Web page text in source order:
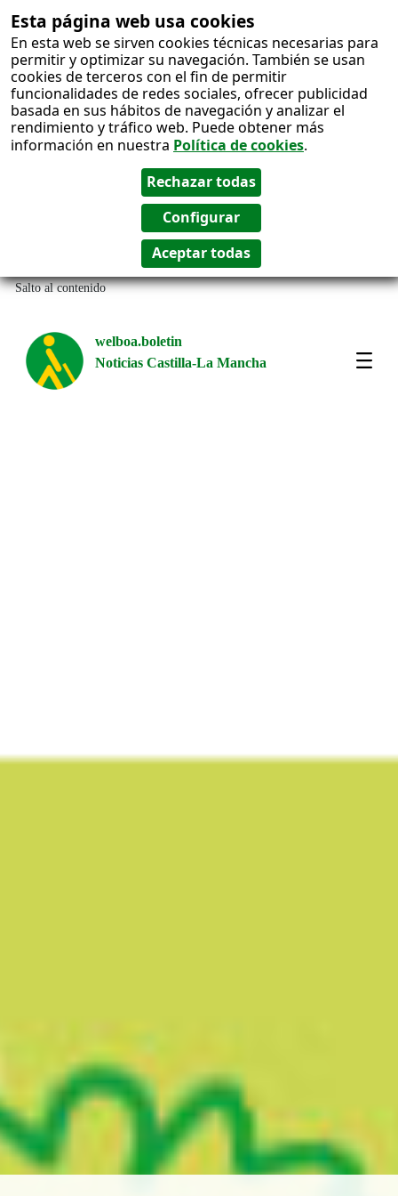
Esta página web usa cookies
En esta web se sirven cookies técnicas necesarias para
permitir y optimizar su navegación. También se usan
cookies de terceros con el fin de permitir
funcionalidades de redes sociales, ofrecer publicidad
basada en sus hábitos de navegación y analizar el
rendimiento y tráfico web. Puede obtener más
información en nuestra Política de cookies.
Salto al contenido
welboa.boletin
Noticias Castilla-La Mancha